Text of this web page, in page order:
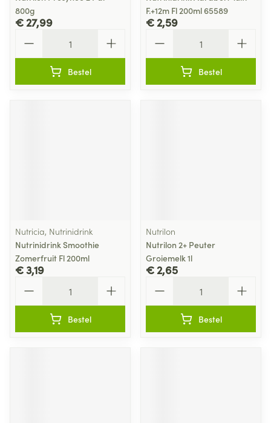
800g
€ 27,99
Bestel
F.+12m Fl 200ml 65589
€ 2,59
Bestel
Nutricia, Nutrinidrink
Nutrinidrink Smoothie
Zomerfruit Fl 200ml
€ 3,19
Bestel
Nutrilon
Nutrilon 2+ Peuter
Groiemelk 1l
€ 2,65
Bestel